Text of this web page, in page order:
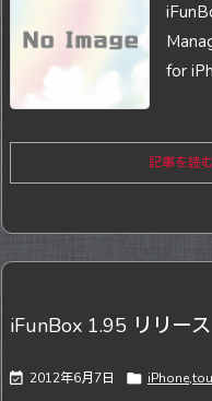
for
記事を読む
iFunBox 1.95 リリース
 2012年6月7日 